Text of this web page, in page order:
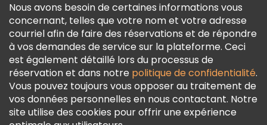
Politique En Matière De Cookies
Freetour Prix
Programme De Fidélité
Nous avons besoin de certaines informations vous
concernant, telles que votre nom et votre adresse
courriel afin de faire des réservations et de répondre
à vos demandes de service sur la plateforme. Ceci
est également détaillé lors du processus de
réservation et dans notre politique de confidentialité.
Vous pouvez toujours vous opposer au traitement de
vos données personnelles en nous contactant. Notre
site utilise des cookies pour offrir une expérience